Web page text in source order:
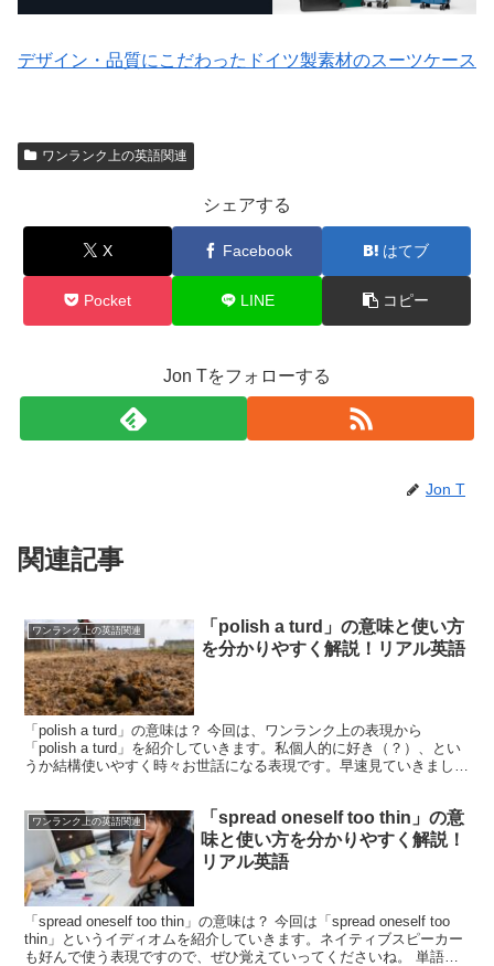
デザイン・品質にこだわったドイツ製素材のスーツケース
ワンランク上の英語関連
シェアする
X Facebook はてブ
Pocket LINE コピー
Jon Tをフォローする
Jon T
関連記事
ワンランク上の英語関連
「polish a turd」の意味と使い方
を分かりやすく解説！リアル英語
「polish a turd」の意味は？ 今回は、ワンランク上の表現から
「polish a turd」を紹介していきます。私個人的に好き（？）、とい
うか結構使いやすく時々お世話になる表現です。早速見ていきましょ
ワンランク上の英語関連
「spread oneself too thin」の意
味と使い方を分かりやすく解説！
リアル英語
「spread oneself too thin」の意味は？ 今回は「spread oneself too
thin」というイディオムを紹介していきます。ネイティブスピーカー
も好んで使う表現ですので、ぜひ覚えていってくださいね。 単語を